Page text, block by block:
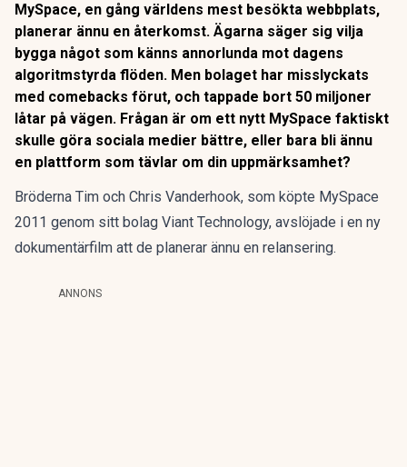
MySpace, en gång världens mest besökta webbplats,
planerar ännu en återkomst. Ägarna säger sig vilja
bygga något som känns annorlunda mot dagens
algoritmstyrda flöden. Men bolaget har misslyckats
med comebacks förut, och tappade bort 50 miljoner
låtar på vägen. Frågan är om ett nytt MySpace faktiskt
skulle göra sociala medier bättre, eller bara bli ännu
en plattform som tävlar om din uppmärksamhet?
Bröderna Tim och Chris Vanderhook, som köpte MySpace
2011 genom sitt bolag Viant Technology, avslöjade i en ny
dokumentärfilm att de planerar ännu en relansering.
ANNONS